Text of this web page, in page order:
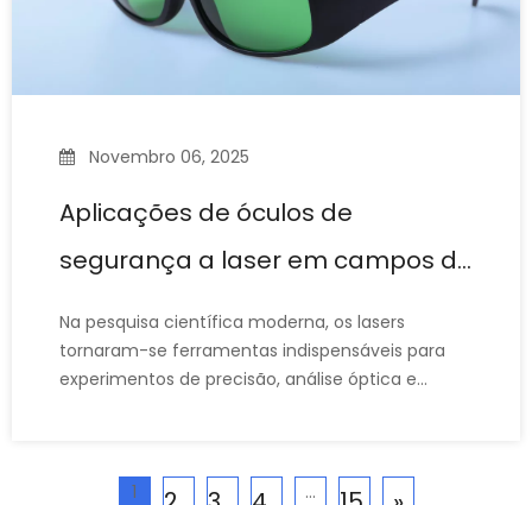
Novembro 06, 2025
Aplicações de óculos de
segurança a laser em campos de
pesquisa científica
Na pesquisa científica moderna, os lasers
tornaram-se ferramentas indispensáveis ​​para
experimentos de precisão, análise óptica e
onda, os óculos de segurança para laser
1 ...